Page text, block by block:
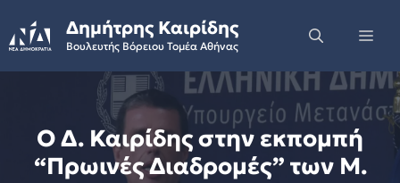
to
content
Δημήτρης Καιρίδης
Βουλευτής Βόρειου Τομέα Αθήνας
Ο Δ. Καιρίδης στην εκπομπή
“Πρωινές Διαδρομές” των Μ.